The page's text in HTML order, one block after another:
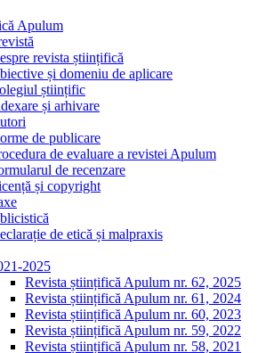
Apulum
revista științifică
și domeniu de aplicare
științific
și arhivare
de publicare
de evaluare a revistei Apulum
de recenzare
și copyright
de etică și malpraxis
2025
Revista științifică Apulum nr. 62, 2025
Revista științifică Apulum nr. 61, 2024
Revista științifică Apulum nr. 60, 2023
Revista științifică Apulum nr. 59, 2022
Revista științifică Apulum nr. 58, 2021